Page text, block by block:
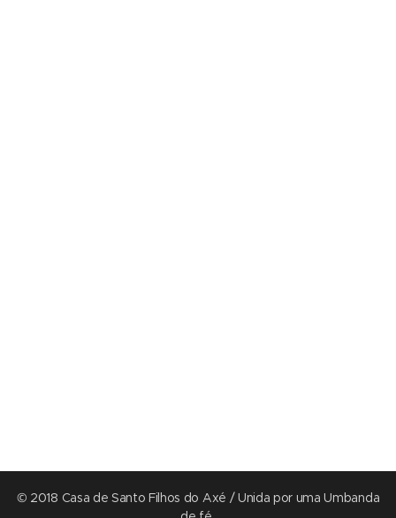
© 2018 Casa de Santo Filhos do Axé / Unida por uma Umbanda